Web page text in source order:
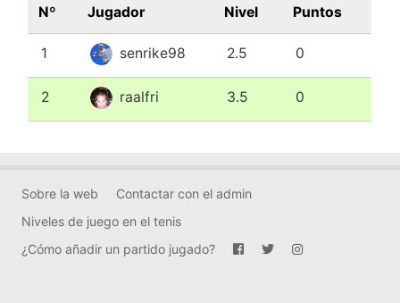
Nº Jugador Nivel Puntos
1 senrike98 2.5 0
2 raalfri 3.5 0
Sobre la web
Contactar con el admin
Niveles de juego en el tenis
¿Cómo añadir un partido jugado?